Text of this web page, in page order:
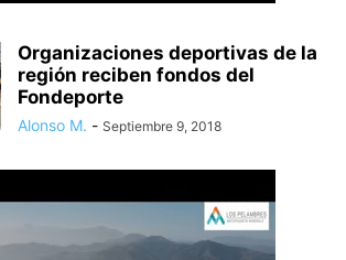
Organizaciones deportivas de la
región reciben fondos del
Fondeporte
Alonso M. - Septiembre 9, 2018